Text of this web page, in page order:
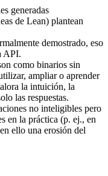
generadas
de Lean) plantean
demostrado, eso
API.
como binarios sin
ampliar o aprender
la intuición, la
las respuestas.
no inteligibles pero
en la práctica (p. ej., en
ello una erosión del